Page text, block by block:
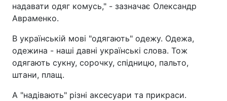
надавати одяг комусь," - зазначає Олександр
Авраменко.
В українській мові "одягають" одежу. Одежа,
одежина - наші давні українські слова. Тож
одягають сукну, сорочку, спідницю, пальто,
штани, плащ.
А "надівають" різні аксесуари та прикраси.